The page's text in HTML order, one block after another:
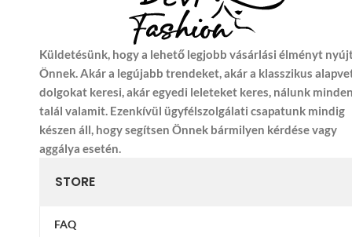
Küldetésünk, hogy a lehető legjobb vásárlási élményt
Önnek. Akár a legújabb trendeket, akár a klasszikus
dolgokat keresi, akár egyedi leleteket keres, nálunk
talál valamit. Ezenkívül ügyfélszolgálati csapatunk mindig
készen áll, hogy segítsen Önnek bármilyen kérdése vagy
aggálya esetén.
STORE
FAQ